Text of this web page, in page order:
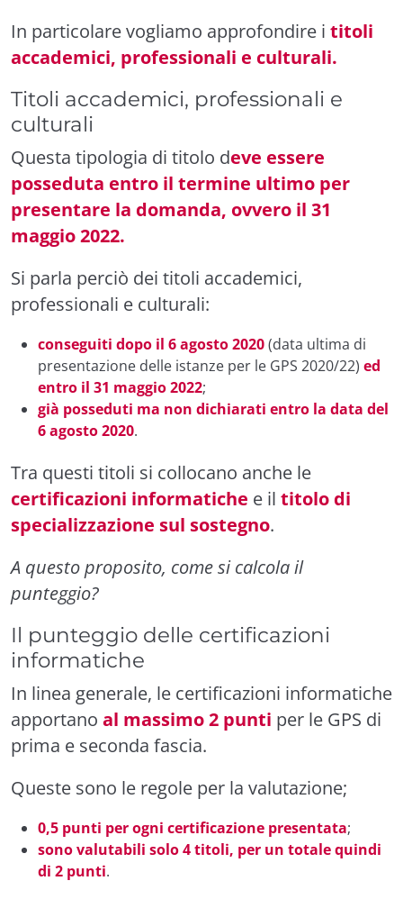
In particolare vogliamo approfondire i titoli
accademici, professionali e culturali.
Titoli accademici, professionali e
culturali
Questa tipologia di titolo deve essere
posseduta entro il termine ultimo per
presentare la domanda, ovvero il 31
maggio 2022.
Si parla perciò dei titoli accademici,
professionali e culturali:
conseguiti dopo il 6 agosto 2020(data ultima di
presentazione delle istanze per le GPS 2020/22) ed
entro il 31 maggio 2022;
già posseduti ma non dichiarati entro la data del
6 agosto 2020.
Tra questi titoli si collocano anche le
certificazioni informatiche e il titolo di
specializzazione sul sostegno.
A questo proposito, come si calcola il
punteggio?
Il punteggio delle certificazioni
informatiche
In linea generale, le certificazioni informatiche
apportano al massimo 2 punti per le GPS di
prima e seconda fascia.
Queste sono le regole per la valutazione;
0,5 punti per ogni certificazione presentata;
sono valutabili solo 4 titoli, per un totale quindi
di 2 punti.